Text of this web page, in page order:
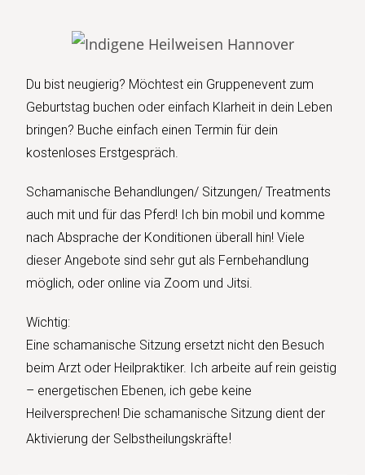
Du bist neugierig? Möchtest ein Gruppenevent zum
Geburtstag buchen oder einfach Klarheit in dein Leben
bringen? Buche einfach einen Termin für dein
kostenloses Erstgespräch.
Schamanische Behandlungen/ Sitzungen/ Treatments
auch mit und für das Pferd! Ich bin mobil und komme
nach Absprache der Konditionen überall hin! Viele
dieser Angebote sind sehr gut als Fernbehandlung
möglich, oder online via Zoom und Jitsi.
Wichtig:
Eine schamanische Sitzung ersetzt nicht den Besuch
beim Arzt oder Heilpraktiker. Ich arbeite auf rein geistig
– energetischen Ebenen, ich gebe keine
Heilversprechen! Die schamanische Sitzung dient der
Aktivierung der Selbstheilungskräfte!